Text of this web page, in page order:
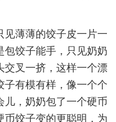
见薄薄的饺子皮一片一
包饺子能手，只见奶奶
交叉一挤，这样一个漂
子有模有样，像一个个
儿，奶奶包了一个硬币
币饺子变的更聪明，为